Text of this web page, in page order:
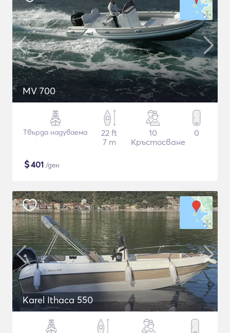
MV 700
Твърда надуваема
22 ft
7 m
10
Кръстосване
0
$401 /ден
Karel Ithaca 550